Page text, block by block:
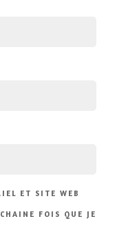
ET SITE WEB
FOIS QUE JE